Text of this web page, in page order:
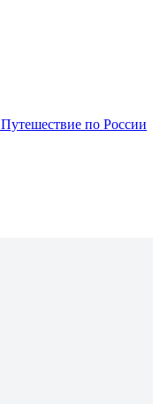
Путешествие по России